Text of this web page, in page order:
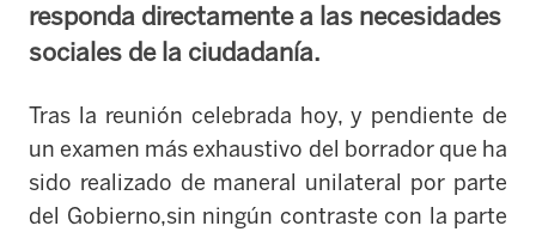
responda directamente a las necesidades
sociales de la ciudadanía.
Tras la reunión celebrada hoy, y pendiente de
un examen más exhaustivo del borrador que ha
sido realizado de maneral unilateral por parte
del Gobierno,sin ningún contraste con la parte